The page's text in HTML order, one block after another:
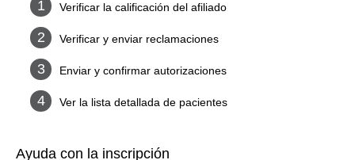
Verificar la calificación del afiliado
Verificar y enviar reclamaciones
Enviar y confirmar autorizaciones
Ver la lista detallada de pacientes
Ayuda con la inscripción